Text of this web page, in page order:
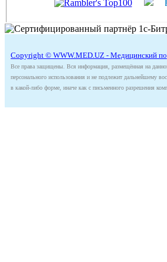
Copyright © WWW.MED.UZ - Медицинский
Все права защищены. Вся информация, размещённая на
персонального использования и не подлежит дальнейшему
в какой-либо форме, иначе как с письменного разрешения